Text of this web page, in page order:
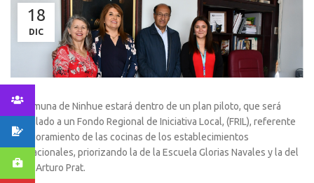
18
DIC
La comuna de Ninhue estará dentro de un plan piloto, que será
postulado a un Fondo Regional de Iniciativa Local, (FRIL), referente
al mejoramiento de las cocinas de los establecimientos
educacionales, priorizando la de la Escuela Glorias Navales y la del
Liceo Arturo Prat.